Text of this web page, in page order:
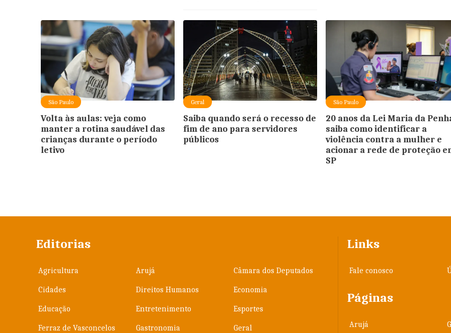
São Paulo
Volta às aulas: veja como
manter a rotina saudável das
crianças durante o período
letivo
Geral
Saiba quando será o recesso de
fim de ano para servidores
públicos
São Paulo
20 anos da Lei Maria da
saiba como identificar a
violência contra a mulher e
acionar a rede de proteção
SP
Editorias
Agricultura Arujá Câmara dos Deputados
Cidades Direitos Humanos Economia
Educação Entretenimento Esportes
Ferraz de Vasconcelos Gastronomia Geral
Links
Fale conosco
Páginas
Arujá